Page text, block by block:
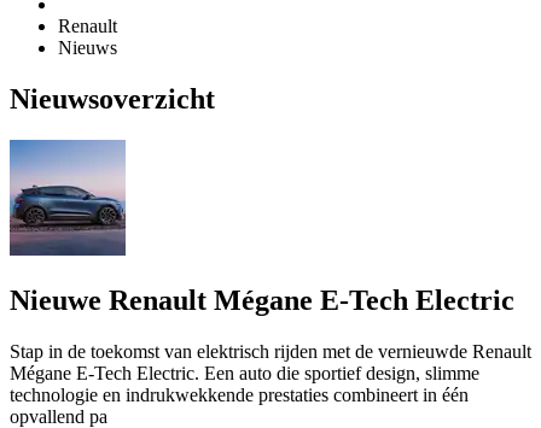
Renault
Nieuws
Nieuwsoverzicht
Nieuwe Renault Mégane E-Tech Electric
Stap in de toekomst van elektrisch rijden met de vernieuwde Renault
Mégane E-Tech Electric. Een auto die sportief design, slimme
technologie en indrukwekkende prestaties combineert in één
opvallend pa